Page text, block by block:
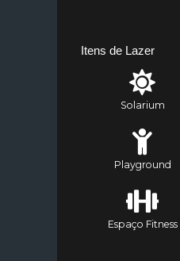
Itens de Lazer
Solarium
Playground
Espaço Fitness